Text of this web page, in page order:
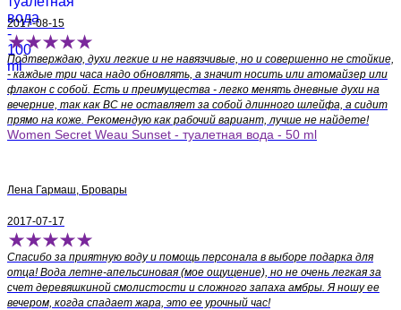
2017-08-15
Подтверждаю, духи легкие и не навязчивые, но и совершенно не стойкие,
- каждые три часа надо обновлять, а значит носить или атомайзер или
флакон с собой. Есть и преимущества - легко менять дневные духи на
вечерние, так как ВС не оставляет за собой длинного шлейфа, а сидит
прямо на коже. Рекомендую как рабочий вариант, лучше не найдете!
Women Secret Weau Sunset - туалетная вода - 50 ml
Лена Гармаш, Бровары
2017-07-17
Спасибо за приятную воду и помощь персонала в выборе подарка для
отца! Вода летне-апельсиновая (мое ощущение), но не очень легкая за
счет деревяшкиной смолистости и сложного запаха амбры. Я ношу ее
вечером, когда спадает жара, это ее урочный час!